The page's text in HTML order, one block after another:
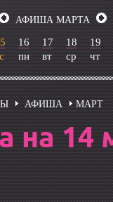
АФИША МАРТА
пн
16
вт
17
ср
18
чт
19
АФИША МАРТ
на 14